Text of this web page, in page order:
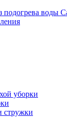
подогрева воды
уборки
стружки